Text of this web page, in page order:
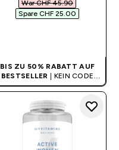
War CHF 45.90‎
Spare CHF 25.00‎
BIS ZU 50% RABATT AUF
BESTSELLER
| KEIN CODE
BENÖTIGT